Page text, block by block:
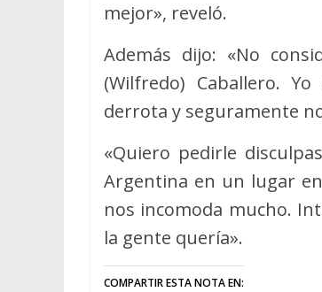
mejor», reveló.
Además dijo: «No
(Wilfredo) Caballero.
derrota y seguramente
«Quiero pedirle
Argentina en un lugar
nos incomoda mucho.
la gente quería».
COMPARTIR ESTA NOTA EN: